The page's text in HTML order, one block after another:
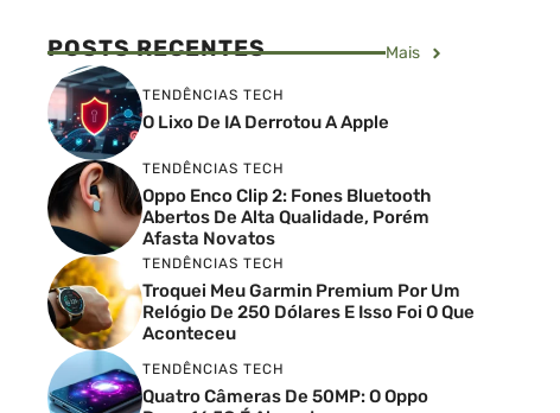
POSTS RECENTES Mais
TENDÊNCIAS TECH
O Lixo De IA Derrotou A Apple
TENDÊNCIAS TECH
Oppo Enco Clip 2: Fones Bluetooth
Abertos De Alta Qualidade, Porém
Afasta Novatos
TENDÊNCIAS TECH
Troquei Meu Garmin Premium Por Um
Relógio De 250 Dólares E Isso Foi O Que
Aconteceu
TENDÊNCIAS TECH
Quatro Câmeras De 50MP: O Oppo